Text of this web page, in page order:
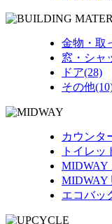
金物・取
窓・シャ
ドア(28)
その他
カウンタ
トイレッ
MIDWAY
MIDWAY
エコバッ